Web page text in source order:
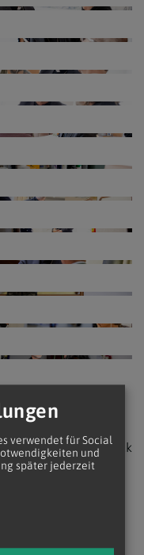
zurück
verwendet für Social
und
später jederzeit